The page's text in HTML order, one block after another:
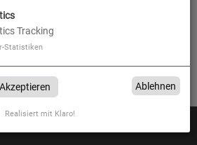
Tracking
Statistiken
Akzeptieren Ablehnen
Realisiert mit Klaro!